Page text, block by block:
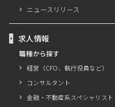
ニュースリリース
求人情報
職種から探す
経営（CFO、執行役員など）
コンサルタント
金融・不動産系スペシャリスト